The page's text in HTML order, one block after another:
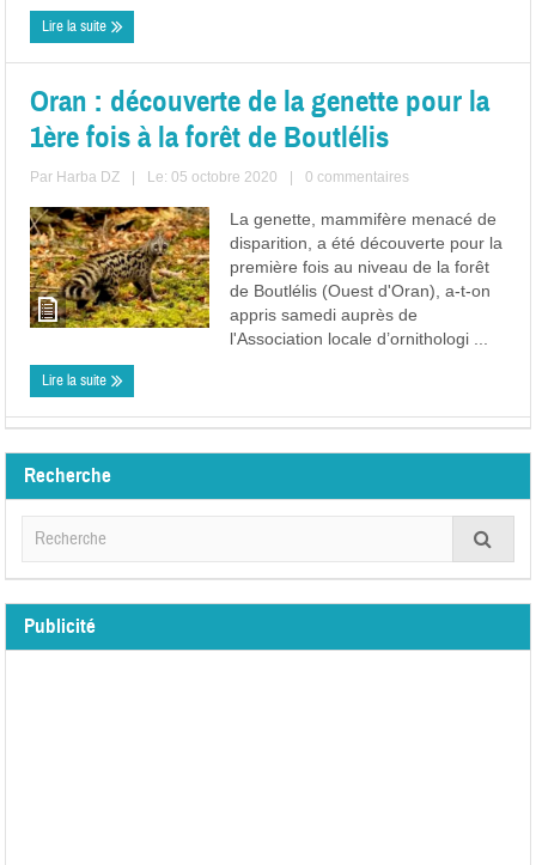
Lire la suite
Oran : découverte de la genette pour la
1ère fois à la forêt de Boutlélis
Par Harba DZ Le: 05 octobre 2020 0 commentaires
La genette, mammifère menacé de
disparition, a été découverte pour la
première fois au niveau de la forêt
de Boutlélis (Ouest d'Oran), a-t-on
appris samedi auprès de
l'Association locale d’ornithologi ...
Lire la suite
Recherche
Publicité